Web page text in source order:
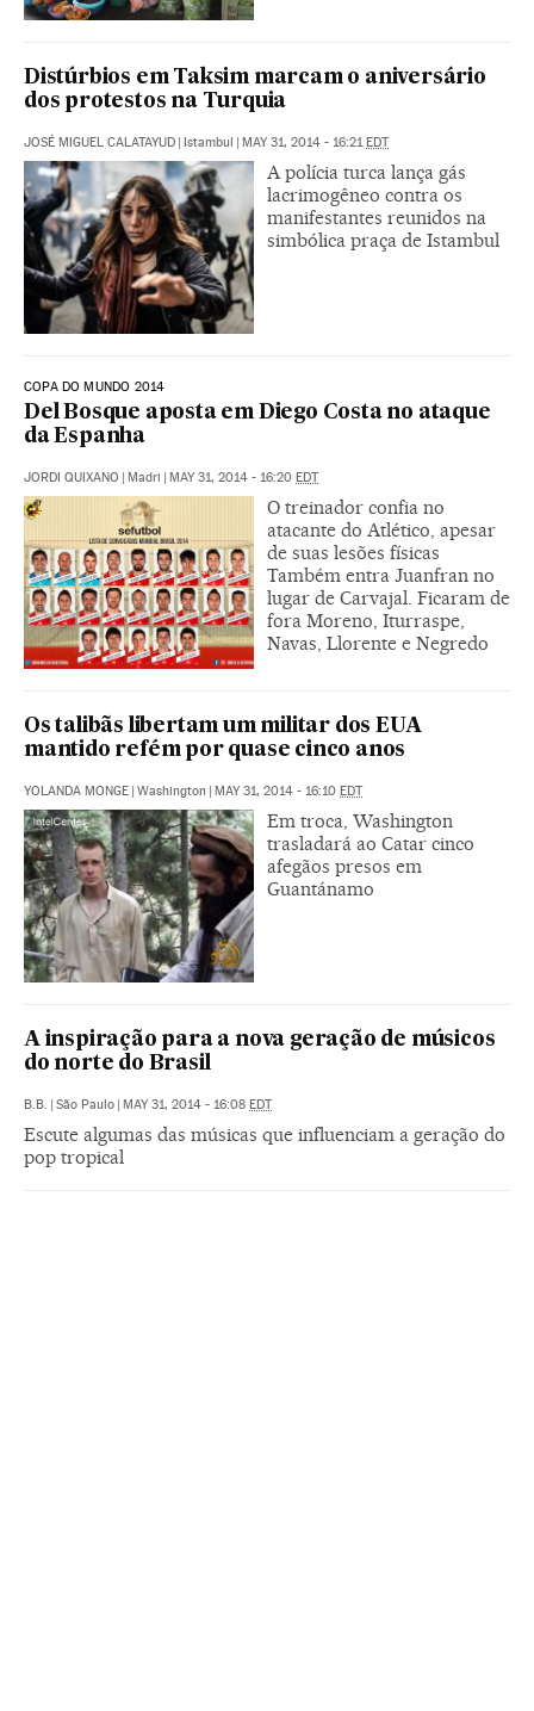
Distúrbios em Taksim marcam o aniversário
dos protestos na Turquia
JOSÉ MIGUEL CALATAYUD | Istambul | MAY 31, 2014 - 16:21EDT
A polícia turca lança gás
lacrimogêneo contra os
manifestantes reunidos na
simbólica praça de Istambul
COPA DO MUNDO 2014
Del Bosque aposta em Diego Costa no ataque
da Espanha
JORDI QUIXANO | Madri | MAY 31, 2014 - 16:20 EDT
O treinador confia no
atacante do Atlético, apesar
de suas lesões físicas
Também entra Juanfran no
lugar de Carvajal. Ficaram de
fora Moreno, Iturraspe,
Navas, Llorente e Negredo
Os talibãs libertam um militar dos EUA
mantido refém por quase cinco anos
YOLANDA MONGE | Washington | MAY 31, 2014 - 16:10 EDT
Em troca, Washington
trasladará ao Catar cinco
afegãos presos em
Guantánamo
A inspiração para a nova geração de músicos
do norte do Brasil
B.B. | São Paulo | MAY 31, 2014 - 16:08 EDT
Escute algumas das músicas que influenciam a geração do
pop tropical